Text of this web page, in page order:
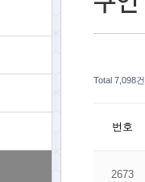
Total 7,098건
번호
2673